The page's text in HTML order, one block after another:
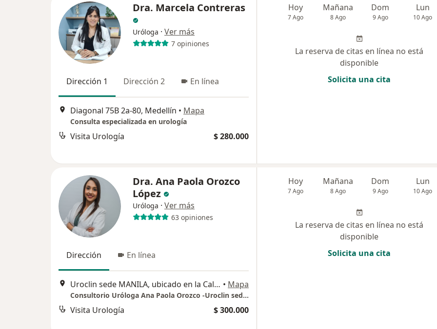
Dra. Marcela Contreras
Uróloga · Ver más
7 opiniones
Dirección 1 Dirección 2 En línea
Diagonal 75B 2a-80, Medellín • Mapa
Consulta especializada en urología
Visita Urología $ 280.000
Hoy
7 Ago
Mañana
8 Ago
Dom
9 Ago
Lun
10 Ago
La reserva de citas en línea no está
disponible
Solicita una cita
Dra. Ana Paola Orozco
López
Uróloga · Ver más
63 opiniones
Dirección En línea
Uroclin sede MANILA, ubicado en la Calle 14 # 43b - 146 piso 1, Hospital Santa Ana, Medellín • Mapa
Consultorio Uróloga Ana Paola Orozco -Uroclin sede MANILA
Visita Urología $ 300.000
Hoy
7 Ago
Mañana
8 Ago
Dom
9 Ago
Lun
10 Ago
La reserva de citas en línea no está
disponible
Solicita una cita